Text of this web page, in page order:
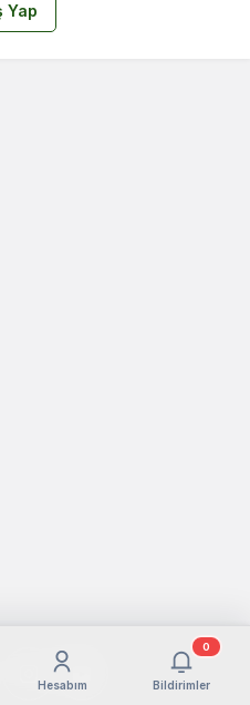
Yap
Hesabım Bildirimler
0